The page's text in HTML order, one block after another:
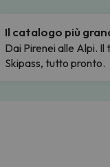
Il catalogo più
Dai Pirenei alle Alpi. Il
Skipass, tutto pronto.